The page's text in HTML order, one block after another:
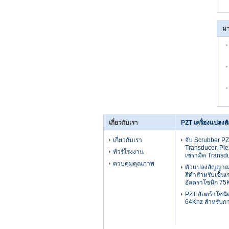
ม
เกี่ยวกับเรา
เกี่ยวกับเรา
ทัวร์โรงงาน
ควบคุมคุณภาพ
PZT เครื่องแปล
จับ Scrubber
Transducer,
เซรามิค
ตัวแปลงสัญญาณ
สีดำสำหรับเซ็น
อัลตราโซนิก
PZT อัลตร้าโซ
64Khz สำหรับก